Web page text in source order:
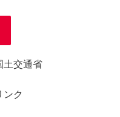
土交通省
ンク